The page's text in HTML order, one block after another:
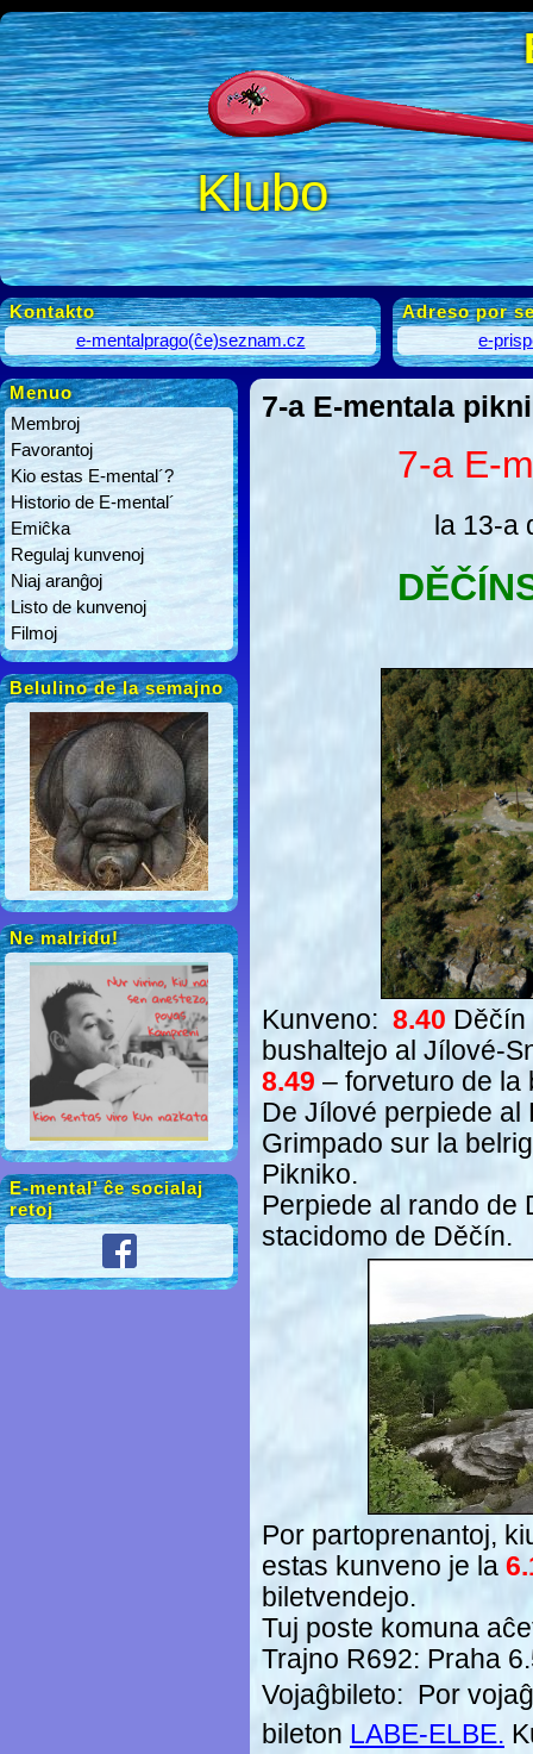
Klubo
Kontakto
e-mentalprago(ĉe)seznam.cz
Adreso por
e-
Menuo
Membroj
Favorantoj
Kio estas E-mental´?
Historio de E-mental´
Emiĉka
Regulaj kunvenoj
Niaj aranĝoj
Listo de kunvenoj
Filmoj
Belulino de la semajno
Ne malridu!
E-mental’ ĉe socialaj
retoj
7-a E-mentala
7-a E-
la 13-a
Kunveno: 8.40 Děčín
bushaltejo al Jílové-
8.49 – forveturo de la
De Jílové perpiede
Grimpado sur la
Pikniko.
Perpiede al rando de
stacidomo de Děčín.
Por partoprenantoj,
estas kunveno je la
biletvendejo.
Tuj poste komuna
Trajno R692: Praha
Vojaĝbileto: Por
bileton LABE-ELBE.